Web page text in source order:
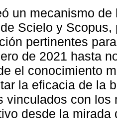
un mecanismo
Scielo y
pertinentes
de 2021 hasta
el conocimiento
la eficacia de la
vinculados con
desde la mirada